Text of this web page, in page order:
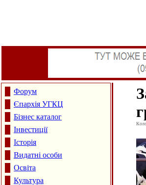
Форум
Єпархія УГКЦ
Бізнес каталог
Інвестиції
Історія
Видатні особи
Освіта
Культура